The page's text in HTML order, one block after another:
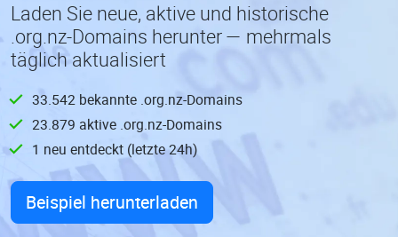
Laden Sie neue, aktive und historische
.org.nz-Domains herunter — mehrmals
täglich aktualisiert
33.542 bekannte .org.nz-Domains
23.879 aktive .org.nz-Domains
1 neu entdeckt (letzte 24h)
Beispiel herunterladen